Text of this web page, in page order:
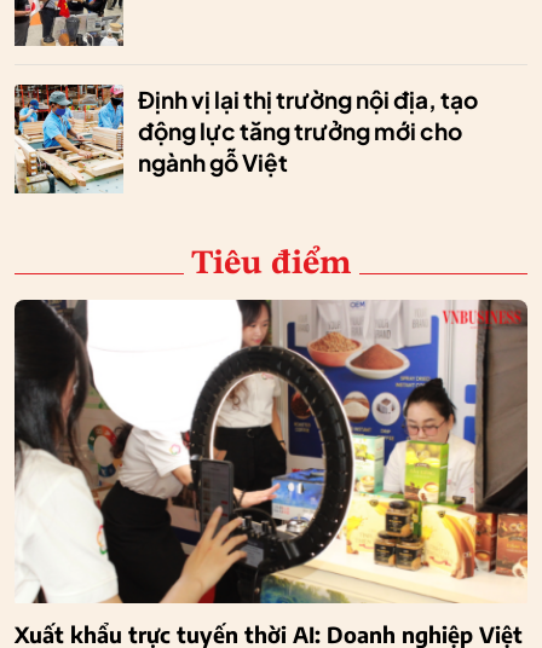
Định vị lại thị trường nội địa, tạo
động lực tăng trưởng mới cho
ngành gỗ Việt
Tiêu điểm
Xuất khẩu trực tuyến thời AI: Doanh nghiệp Việt